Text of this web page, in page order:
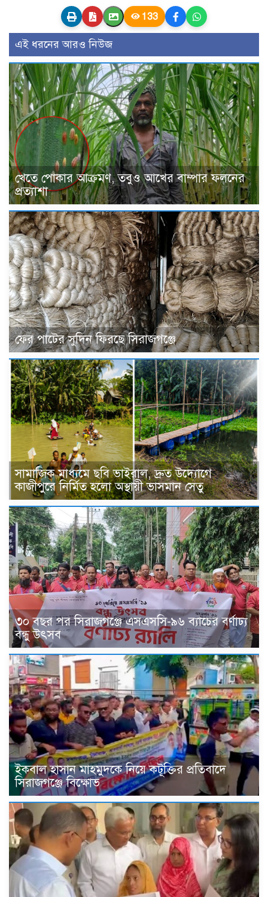
133
এই ধরনের আরও নিউজ
খেতে পোকার আক্রমণ, তবুও আখের বাম্পার ফলনের
প্রত্যাশা
ফের পাটের সুদিন ফিরছে সিরাজগঞ্জে
সামাজিক মাধ্যমে ছবি ভাইরাল, দ্রুত উদ্যোগে
কাজীপুরে নির্মিত হলো অস্থায়ী ভাসমান সেতু
৩০ বছর পর সিরাজগঞ্জে এসএসসি-৯৬ ব্যাচের বর্ণাঢ্য
বন্ধু উৎসব
ইকবাল হাসান মাহমুদকে নিয়ে কটূক্তির প্রতিবাদে
সিরাজগঞ্জে বিক্ষোভ